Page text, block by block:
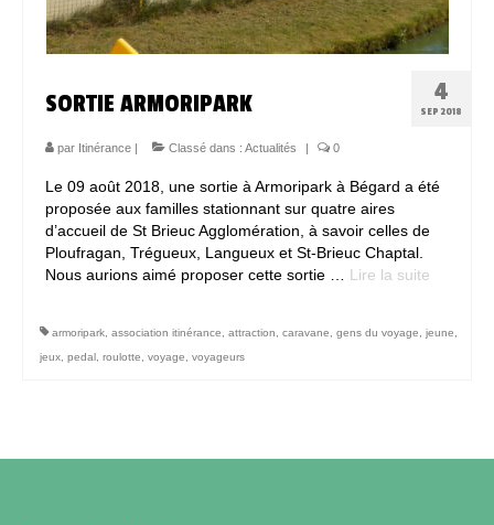
Jeunesse
Espace Numérique
Mieux connaitre les voyageurs
Espace ressources à ITINERANCE
ITINERANCE en vidéos !
Contact
4
SEP 2018
SORTIE ARMORIPARK
par Itinérance | Classé dans : Actualités | 0
Le 09 août 2018, une sortie à Armoripark à Bégard a été
proposée aux familles stationnant sur quatre aires
d’accueil de St Brieuc Agglomération, à savoir celles de
Ploufragan, Trégueux, Langueux et St-Brieuc Chaptal.
Nous aurions aimé proposer cette sortie … Lire la suite­­
armoripark association itinérance attraction caravane gens du voyage jeune
jeux pedal roulotte voyage voyageurs